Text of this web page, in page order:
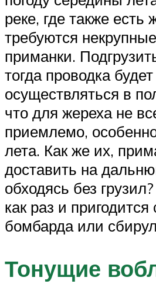
реке, где также есть
требуются
приманки.
тогда проводка будет
осуществляться в
что для жереха не
приемлемо,
лета. Как же их,
доставить на
обходясь без
как раз и пригодится
бомбарда или
Тонущие